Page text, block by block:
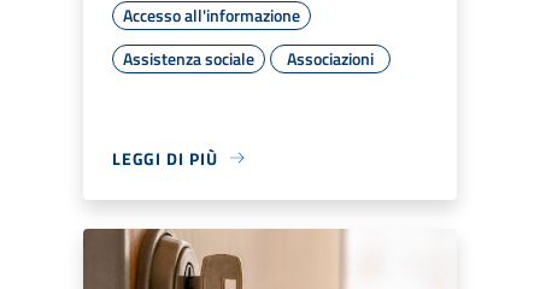
Accesso all'informazione
Assistenza sociale
Associazioni
LEGGI DI PIÙ